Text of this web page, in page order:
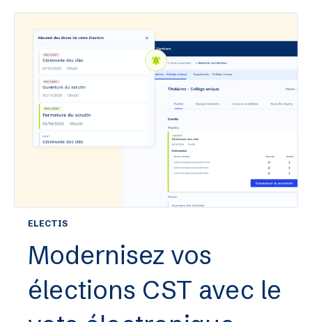
ELECTIS
Modernisez vos
élections CST avec le